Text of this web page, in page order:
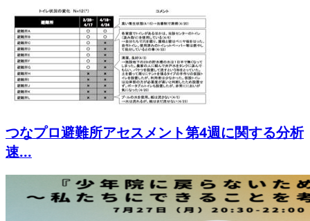
つなプロ避難所アセスメント第4週に関する分析
速...